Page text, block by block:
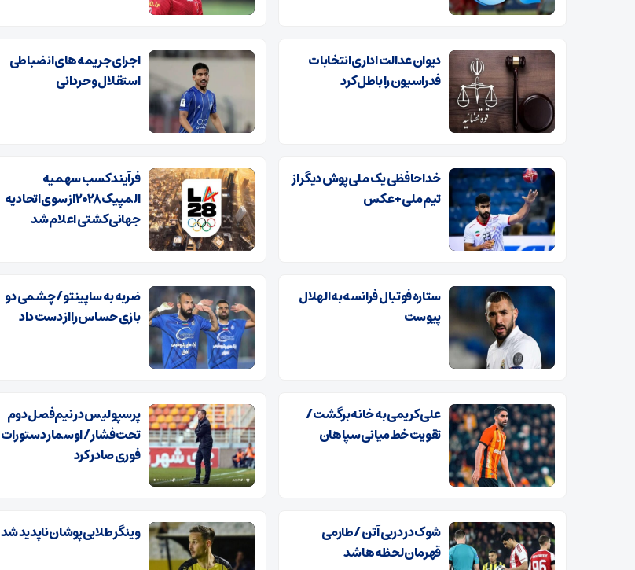
دیوان عدالت اداری انتخابات
فدراسیون را باطل کرد
اجرای جریمه‌های انضباطی
استقلال و حردانی
خداحافظی یک ملی‌پوش دیگر از
تیم‌ملی+ عکس
فرآیند کسب سهمیه
المپیک ۲۰۲۸ از سوی اتحادیه
جهانی کشتی اعلام شد
ستاره فوتبال فرانسه به الهلال
پیوست
ضربه به ساپینتو / چشمی دو
بازی حساس را از دست داد
علی کریمی به خانه برگشت /
تقویت خط میانی سپاهان
پرسپولیس در نیم‌فصل دوم
تحت فشار / اوسمار دستورات
فوری صادر کرد
شوک در دربی آتن / طارمی
قهرمان لحظه‌ها شد
وینگر طلایی‌پوشان ناپدید شد